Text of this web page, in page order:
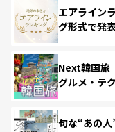
エアライン
グ形式で発
Next韓国旅
グルメ・テ
旬な“あの